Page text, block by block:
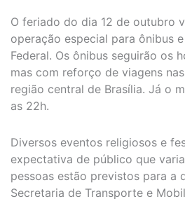
O feriado do dia 12 de outubro
operação especial para ônibus
Federal. Os ônibus seguirão os
mas com reforço de viagens
região central de Brasília. Já o
as 22h.
Diversos eventos religiosos e
expectativa de público que
pessoas estão previstos para a
Secretaria de Transporte e